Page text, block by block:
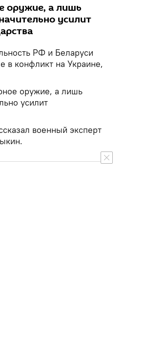
оружие, а лишь
усилит
РФ и Беларуси
в конфликт на Украине,
оружие, а лишь
усилит
военный эксперт